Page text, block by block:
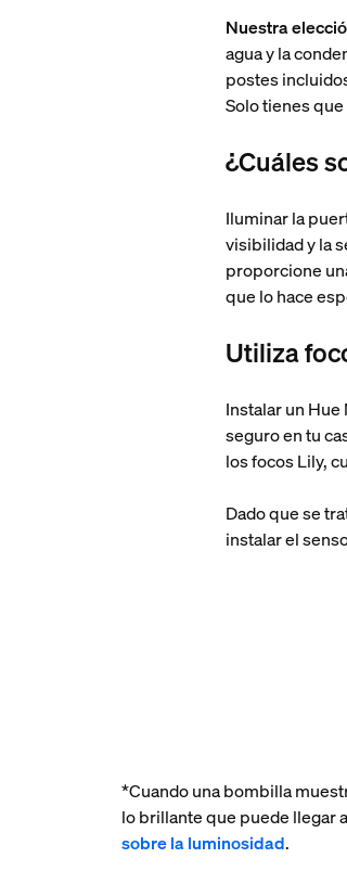
Nuestra
agua y la
postes
Solo tienes
¿Cuáles
Iluminar la
visibilidad y la
proporcione
que lo hace
Utiliza
Instalar un
seguro en tu
los focos Lily,
Dado que se
instalar el
*Cuando una bombilla
lo brillante que puede llegar
sobre la luminosidad.